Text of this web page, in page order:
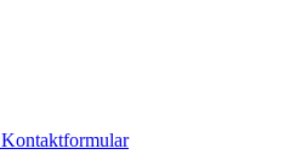
Kontaktformular